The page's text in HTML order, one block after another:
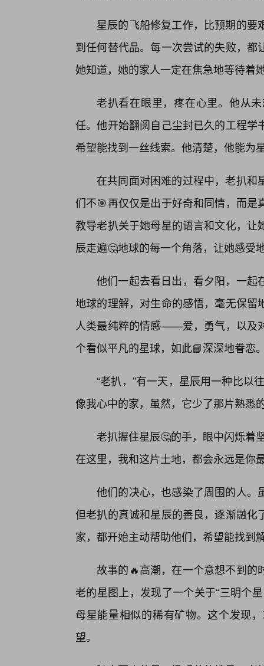
星辰的飞船修复工作，比预期的
到任何替代品。每一次尝试的失败，
她知道，她的家人一定在焦急地等待着
老扒看在眼里，疼在心里。他从
任。他开始翻阅自己尘封已久的工程
希望能找到一丝线索。他清楚，他能为
在共同面对困难的过程中，老扒和
们不🎯再仅仅是出于好奇和同情，而
教导老扒关于她母星的语言和文化，
辰走遍🤔地球的每一个角落，让她感受
他们一起去看日出，看夕阳，一起
地球的理解，对生命的感悟，毫无保
人类最纯粹的情感——爱，勇气，以及
个看似平凡的星球，如此📘深深地眷恋
“老扒，”有一天，星辰用一种比以
像我心中的家，虽然，它少了那片熟悉
老扒握住星辰🤔的手，眼中闪烁着
在这里，我和这片土地，都会永远是你
他们的决心，也感染了周围的人。
但老扒的真诚和星辰的善良，逐渐融
家，都开始主动帮助他们，希望能找到
故事的🔥高潮，在一个意想不到的
老的星图上，发现了一个关于“三明个
母星能量相似的稀有矿物。这个发现
望。